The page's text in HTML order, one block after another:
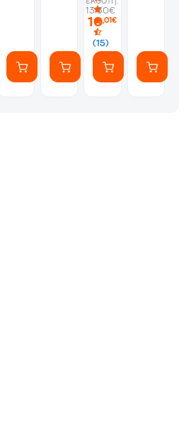
(15)
13.30€
10,01€